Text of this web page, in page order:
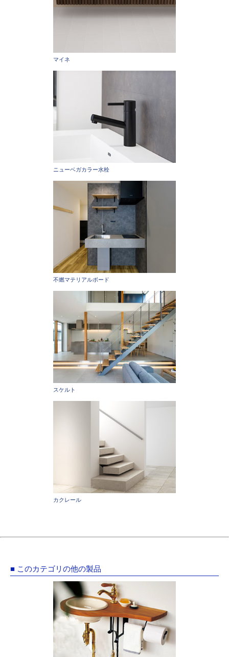
マイネ
ニューベガカラー水栓
不燃マテリアルボード
スケルト
カクレール
■ このカテゴリの他の製品